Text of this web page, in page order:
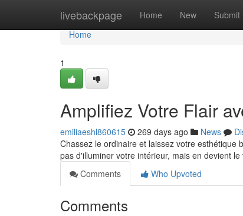
livebackpage Home New Submit
Home
Home
1
Amplifiez Votre Flair
emiliaeshl860615 269 days ago News
Chassez le ordinaire et laissez votre esthétique
pas d'illuminer votre intérieur, mais en devient le
Comments
Who Upvoted
Comments